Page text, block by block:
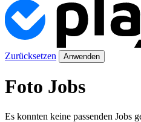
Zurücksetzen Anwenden
Foto Jobs
Es konnten keine passenden Jobs